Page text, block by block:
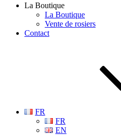
La Boutique
La Boutique
Vente de rosiers
Contact
FR
FR
EN